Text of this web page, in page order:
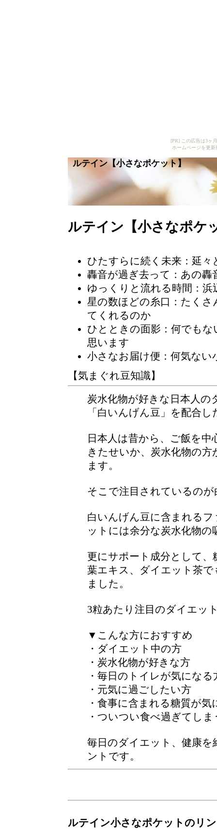
[PR] この広告は3ヶ
ホームページを更
ルテイン【小さなポケット】
ルテイン【小さなポケ
ひたすらに続く未来：延
轟音が過ぎ去って：あの
ゆっくりと流れる時間 ：
星の数ほどの糸口：たく
てくれるのか
ひとときの面影：何でも
思います
小さなお届け便 ：何気な
【気まぐれ豆知識】
炭水化物が好きな日本人
「白いんげん豆」を配合
日本人は昔から、ご飯を
きたせいか、炭水化物の
ます。
そこで注目されているの
白いんげん豆に含まれる
ットには余分な炭水化物
更にサポート成分として
葉エキス、ダイエット茶
ました。
3粒あたり注目のダイエッ
▼こんな方におすすめ
・ダイエット中の方
・炭水化物が好きな方
・毎日のトイレが気になる
・元気に過ごしたい方
・食事に含まれる糖質が気
・ついつい食べ過ぎてしま
毎日のダイエット、健康
ントです。
ルテイン小さなポケットのリ